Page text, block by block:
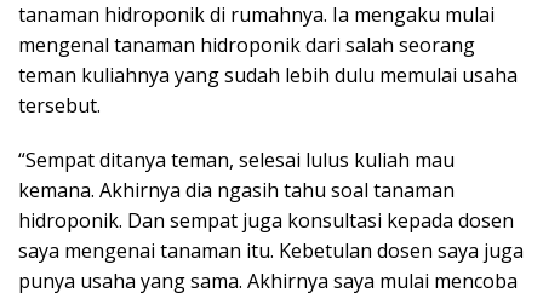
tanaman hidroponik di rumahnya. Ia mengaku mulai
mengenal tanaman hidroponik dari salah seorang
teman kuliahnya yang sudah lebih dulu memulai usaha
tersebut.
“Sempat ditanya teman, selesai lulus kuliah mau
kemana. Akhirnya dia ngasih tahu soal tanaman
hidroponik. Dan sempat juga konsultasi kepada dosen
saya mengenai tanaman itu. Kebetulan dosen saya juga
punya usaha yang sama. Akhirnya saya mulai mencoba